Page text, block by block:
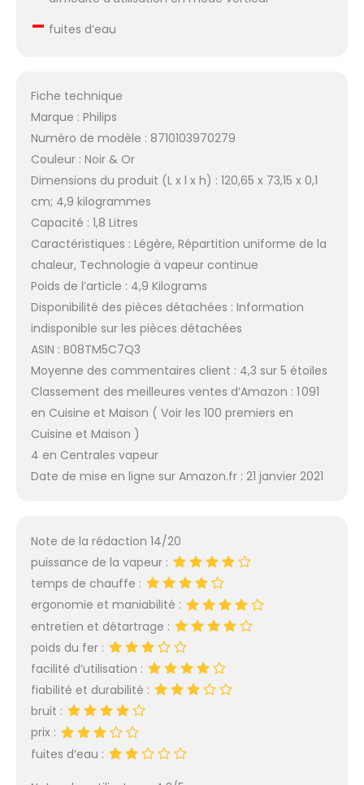
– fuites d’eau
Fiche technique
Marque : Philips
Numéro de modèle : 8710103970279
Couleur : Noir & Or
Dimensions du produit (L x l x h) : 120,65 x 73,15 x 0,1
cm; 4,9 kilogrammes
Capacité : 1,8 Litres
Caractéristiques : Légère, Répartition uniforme de la
chaleur, Technologie à vapeur continue
Poids de l’article : 4,9 Kilograms
Disponibilité des pièces détachées : Information
indisponible sur les pièces détachées
ASIN : B08TM5C7Q3
Moyenne des commentaires client : 4,3 sur 5 étoiles
Classement des meilleures ventes d’Amazon : 1 091
en Cuisine et Maison ( Voir les 100 premiers en
Cuisine et Maison )
4 en Centrales vapeur
Date de mise en ligne sur Amazon.fr : 21 janvier 2021
Note de la rédaction 14/20
puissance de la vapeur :
temps de chauffe :
ergonomie et maniabilité :
entretien et détartrage :
poids du fer :
facilité d’utilisation :
fiabilité et durabilité :
bruit :
prix :
fuites d’eau :